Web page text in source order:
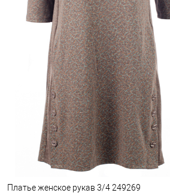
Платье женское рукав 3/4 249269